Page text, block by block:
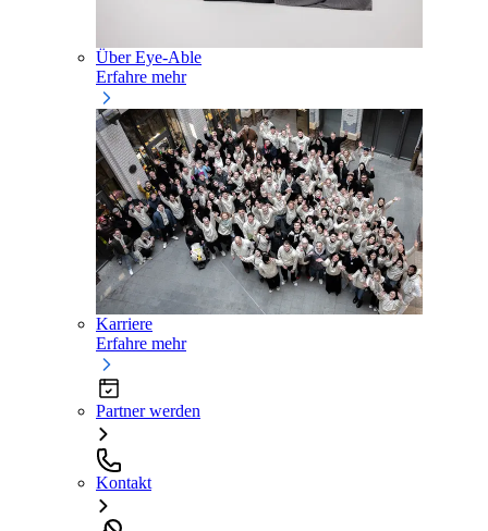
Über Eye-Able
Erfahre mehr
Karriere
Erfahre mehr
Partner werden
Kontakt